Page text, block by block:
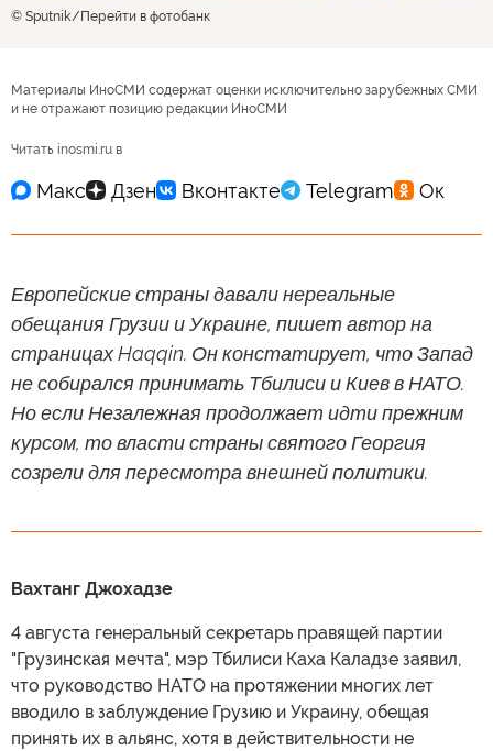
© Sputnik Перейти в фотобанк
Материалы ИноСМИ содержат оценки исключительно зарубежных СМИ
и не отражают позицию редакции ИноСМИ
Читать inosmi.ru в
Европейские страны давали нереальные
обещания Грузии и Украине, пишет автор на
страницах Haqqin. Он констатирует, что Запад
не собирался принимать Тбилиси и Киев в НАТО.
Но если Незалежная продолжает идти прежним
курсом, то власти страны святого Георгия
созрели для пересмотра внешней политики.
Вахтанг Джохадзе
4 августа генеральный секретарь правящей партии
"Грузинская мечта", мэр Тбилиси Каха Каладзе заявил,
что руководство НАТО на протяжении многих лет
вводило в заблуждение Грузию и Украину, обещая
принять их в альянс, хотя в действительности не